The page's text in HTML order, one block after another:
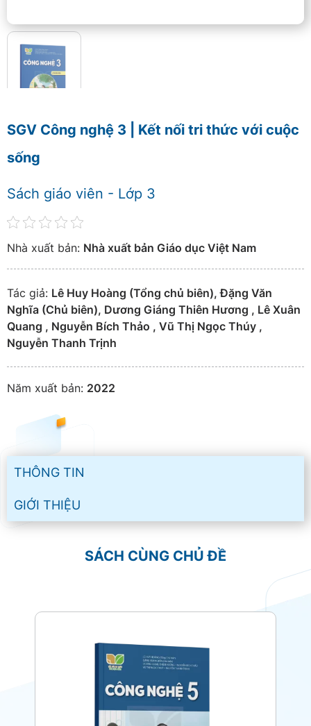
SGV Công nghệ 3 | Kết nối tri thức với cuộc
sống
Sách giáo viên - Lớp 3
Nhà xuất bản: Nhà xuất bản Giáo dục Việt Nam
Tác giả: Lê Huy Hoàng (Tổng chủ biên), Đặng Văn
Nghĩa (Chủ biên), Dương Giáng Thiên Hương , Lê Xuân
Quang , Nguyễn Bích Thảo , Vũ Thị Ngọc Thúy ,
Nguyễn Thanh Trịnh
Năm xuất bản: 2022
THÔNG TIN
GIỚI THIỆU
SÁCH CÙNG CHỦ ĐỀ